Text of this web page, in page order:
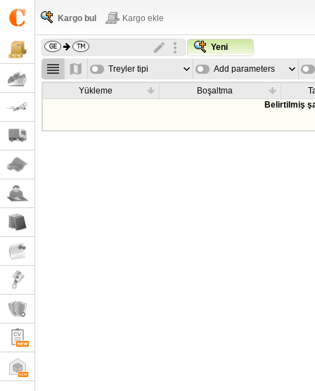
Kargo bul Kargo ekle
Yeni
Treyler tipi Add parameters
Yükleme Boşaltma
Belirtilmiş